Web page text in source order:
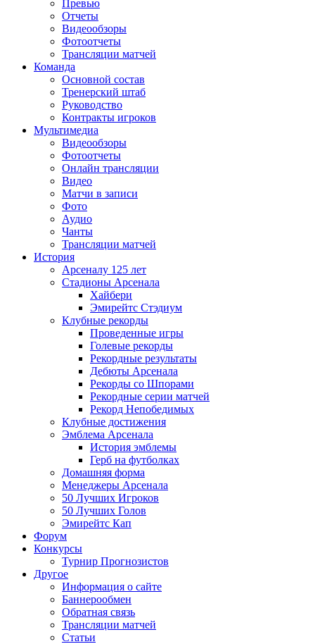
Превью
Отчеты
Видеообзоры
Фотоотчеты
Трансляции матчей
Команда
Основной состав
Тренерский штаб
Руководство
Контракты игроков
Мультимедиа
Видеообзоры
Фотоотчеты
Онлайн трансляции
Видео
Матчи в записи
Фото
Аудио
Чанты
Трансляции матчей
История
Арсеналу 125 лет
Стадионы Арсенала
Хайбери
Эмирейтс Стэдиум
Клубные рекорды
Проведенные игры
Голевые рекорды
Рекордные результаты
Дебюты Арсенала
Рекорды со Шпорами
Рекордные серии матчей
Рекорд Непобедимых
Клубные достижения
Эмблема Арсенала
История эмблемы
Герб на футболках
Домашняя форма
Менеджеры Арсенала
50 Лучших Игроков
50 Лучших Голов
Эмирейтс Кап
Форум
Конкурсы
Турнир Прогнозистов
Другое
Информация о сайте
Баннерообмен
Обратная связь
Трансляции матчей
Статьи